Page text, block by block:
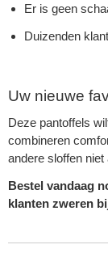
Er is geen
Duizenden
Uw nieuwe
Deze pantoffels
combineren
andere sloffen niet
Bestel vandaag
klanten zweren